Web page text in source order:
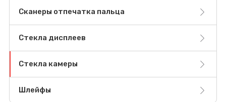
Сканеры отпечатка пальца
Стекла дисплеев
Стекла камеры
Шлейфы